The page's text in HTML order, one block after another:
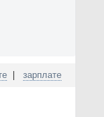
зарплате